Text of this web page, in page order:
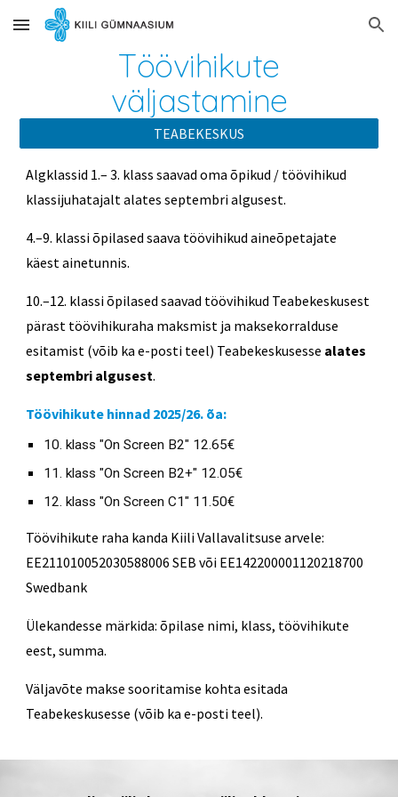
Skip to main content Skip to navigation
Töövihikute
väljastamine
TEABEKESKUS
Algklassid 1.– 3. klass saavad oma õpikud / töövihikud
klassijuhatajalt alates septembri algusest.
4.–9. klassi õpilased saava töövihikud aineõpetajate
käest ainetunnis.
10.–12. klassi õpilased saavad töövihikud Teabekeskusest
pärast töövihikuraha maksmist ja maksekorralduse
esitamist (võib ka e-posti teel) Teabekeskusesse alates
septembri algusest.
Töövihikute hinnad 2025/26. õa:
10. klass "On Screen B2" 12.65€
11. klass "On Screen B2+" 12.05€
12. klass "On Screen C1" 11.50€
Töövihikute raha kanda Kiili Vallavalitsuse arvele:
EE211010052030588006 SEB või EE142200001120218700
Swedbank
Ülekandesse märkida: õpilase nimi, klass, töövihikute
eest, summa.
Väljavõte makse sooritamise kohta esitada
Teabekeskusesse (võib ka e-posti teel).